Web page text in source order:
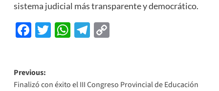
sistema judicial más transparente y democrático.
Facebook
Twitter
WhatsApp
Telegram
Copy
Previous:
Finalizó con éxito el III Congreso Provincial de Educación